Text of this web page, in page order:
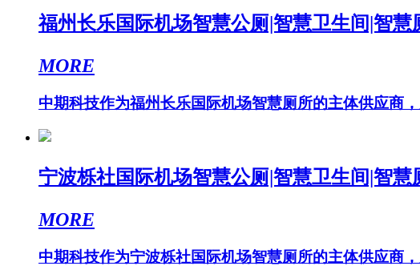
福州长乐国际机场智慧公厕|智慧卫生间|智慧
MORE
中期科技作为福州长乐国际机场智慧厕所的主体供应商
宁波栎社国际机场智慧公厕|智慧卫生间|智慧
MORE
中期科技作为宁波栎社国际机场智慧厕所的主体供应商